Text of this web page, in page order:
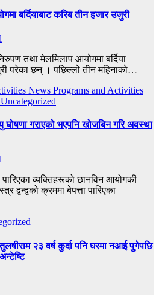
बर्दियाबाट करिब तीन हजार उजुरी
तथा मेलमिलाप आयोगमा बर्दिया
परेका छन् । पछिल्लो तीन महिनाको…
News Programs and Activities
Uncategorized
घोषणा गराएको भएपनि खोजबिन गरि अवस्था
व्यक्तिहरूको छानविन आयोगकी
द्वन्द्वको क्रममा बेपत्ता पारिएका
२३ वर्ष कुर्दा पनि घरमा नआई पुगेपछि